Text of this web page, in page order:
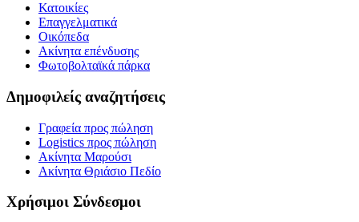
Κατοικίες
Επαγγελματικά
Οικόπεδα
Ακίνητα επένδυσης
Φωτοβολταϊκά πάρκα
Δημοφιλείς αναζητήσεις
Γραφεία προς πώληση
Logistics προς πώληση
Ακίνητα Μαρούσι
Ακίνητα Θριάσιο Πεδίο
Χρήσιμοι Σύνδεσμοι